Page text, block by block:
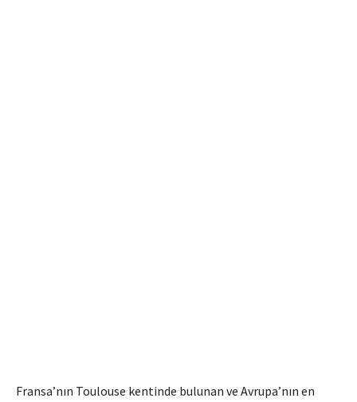
Fransa’nın Toulouse kentinde bulunan ve Avrupa’nın en